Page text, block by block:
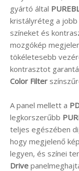
gyártó által
kristályréteg a jobb
színeket és
mozgókép
tökéletesebb
kontrasztot
Color Filter
A panel mellett a
legkorszerűbb
teljes egészében
hogy megjelenő
legyen, és színei
Drive